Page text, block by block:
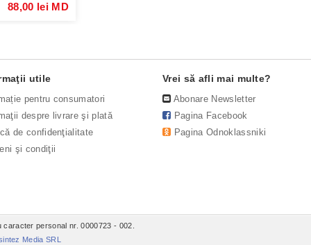
88,00 lei MD
utile
pentru consumatori
despre livrare şi plată
de confidenţialitate
şi condiţii
Vrei să afli mai multe?
Abonare Newsletter
Pagina Facebook
Pagina Odnoklassniki
personal nr. 0000723 - 002.
Media SRL